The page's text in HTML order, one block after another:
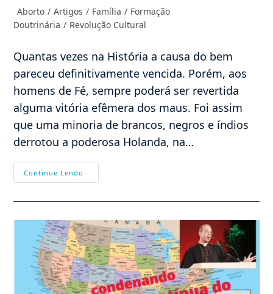
post:
Categoria
do
Aborto / Artigos / Família / Formação
Doutrinária / Revolução Cultural
Quantas vezes na História a causa do bem
pareceu definitivamente vencida. Porém, aos
homens de Fé, sempre poderá ser revertida
alguma vitória efêmera dos maus. Foi assim
que uma minoria de brancos, negros e índios
derrotou a poderosa Holanda, na…
Continue Lendo
Da
O
Derrotado,
Venceu
A
Vida
Nos
EUA